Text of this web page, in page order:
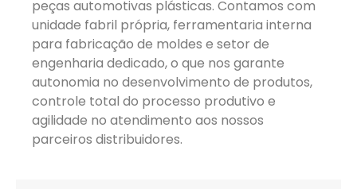
peças automotivas plásticas. Contamos com
unidade fabril própria, ferramentaria interna
para fabricação de moldes e setor de
engenharia dedicado, o que nos garante
autonomia no desenvolvimento de produtos,
controle total do processo produtivo e
agilidade no atendimento aos nossos
parceiros distribuidores.